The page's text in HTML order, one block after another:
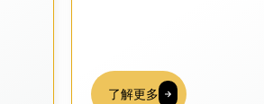
了解更多